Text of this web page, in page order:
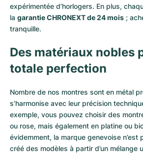
expérimentée d’horlogers. En plus,
la garantie CHRONEXT de 24 mois ;
tranquille.
Des matériaux nobles
totale perfection
Nombre de nos montres sont en métal
s’harmonise avec leur précision
exemple, vous pouvez choisir des
ou rose, mais également en platine ou
évidemment, la marque genevoise n’est
créé des modèles à partir d’un mélange